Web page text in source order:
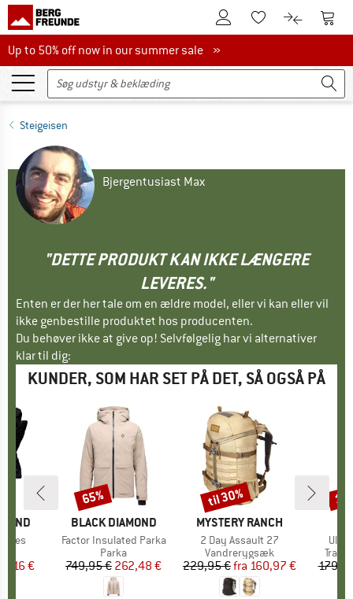
Til kundekontoenTil huskesedlen.
Til Til
Up to 50% off now in our summer sale
Up to 50% off now in our summer sale »
Steigeisen
Bjergentusiast Max
"DETTE PRODUKT KAN IKKE LÆNGERE
LEVERES."
Enten er der her tale om en ældre model, eller vi kan eller vil
ikke genbestille produktet hos producenten.
Du behøver ikke at give op! Selvfølgelig har vi alternativer
klar til dig:
KUNDER, SOM HAR SET PÅ DET, SÅ OGSÅ PÅ
pris
€
MÆRKE
BLACK DIAMOND
Artikel
Factor Insulated Parka
Produktgruppe
Parka
Pris
749,95 € Nedsat pris
262,48 €
Rabat
65%
MÆRKE
MYSTERY RANCH
Artikel
2 Day Assault 27
Produktgruppe
Vandrerygsæk
Pris
229,95 € Nedsat pris
fra 160,97 €
Rabat
til 30%